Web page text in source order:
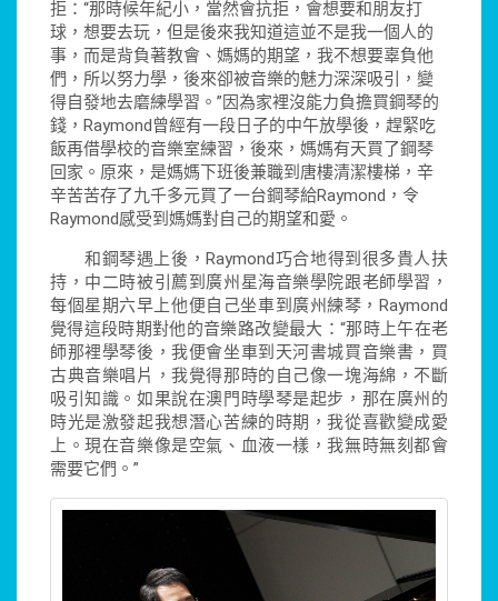
拒：“那時候年紀小，當然會抗拒，會想要和朋友打
球，想要去玩，但是後來我知道這並不是我一個人的
事，而是背負著教會、媽媽的期望，我不想要辜負他
們，所以努力學，後來卻被音樂的魅力深深吸引，變
得自發地去磨練學習。”因為家裡沒能力負擔買鋼琴的
錢，Raymond曾經有一段日子的中午放學後，趕緊吃
飯再借學校的音樂室練習，後來，媽媽有天買了鋼琴
回家。原來，是媽媽下班後兼職到唐樓清潔樓梯，辛
辛苦苦存了九千多元買了一台鋼琴給Raymond，令
Raymond感受到媽媽對自己的期望和愛。
和鋼琴遇上後，Raymond巧合地得到很多貴人扶
持，中二時被引薦到廣州星海音樂學院跟老師學習，
每個星期六早上他便自己坐車到廣州練琴，Raymond
覺得這段時期對他的音樂路改變最大：“那時上午在老
師那裡學琴後，我便會坐車到天河書城買音樂書，買
古典音樂唱片，我覺得那時的自己像一塊海綿，不斷
吸引知識。如果說在澳門時學琴是起步，那在廣州的
時光是激發起我想潛心苦練的時期，我從喜歡變成愛
上。現在音樂像是空氣、血液一樣，我無時無刻都會
需要它們。”